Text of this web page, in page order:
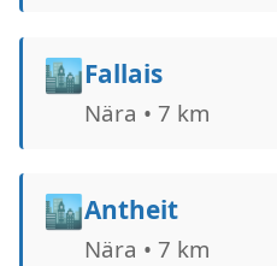
🏙️Fallais
Nära • 7 km
🏙️Antheit
Nära • 7 km